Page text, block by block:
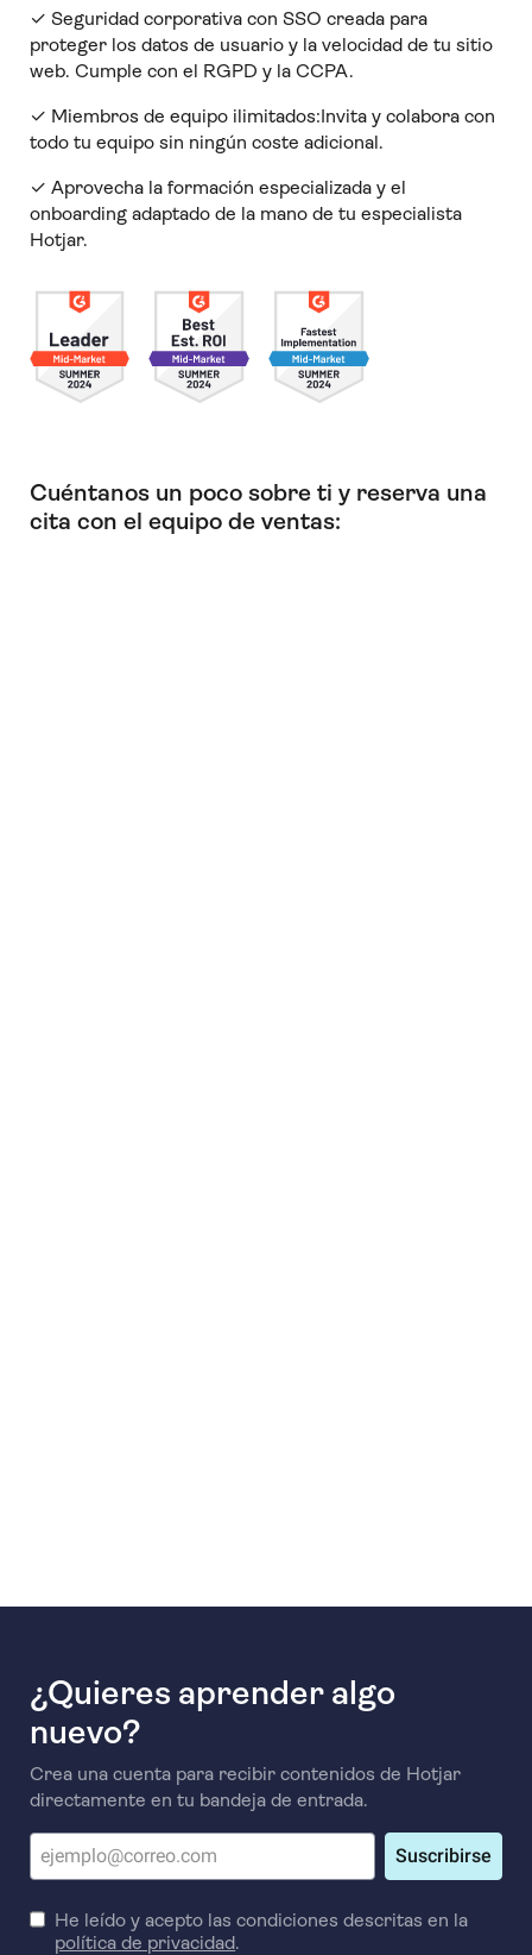
✓ Seguridad corporativa con SSO creada para
proteger los datos de usuario y la velocidad de tu sitio
web. Cumple con el RGPD y la CCPA.
✓ Miembros de equipo ilimitados:Invita y colabora con
todo tu equipo sin ningún coste adicional.
✓ Aprovecha la formación especializada y el
onboarding adaptado de la mano de tu especialista
Hotjar.
Cuéntanos un poco sobre ti y reserva una
cita con el equipo de ventas:
¿Quieres aprender algo
nuevo?
Crea una cuenta para recibir contenidos de Hotjar
directamente en tu bandeja de entrada.
Suscribirse
He leído y acepto las condiciones descritas en la
política de privacidad.